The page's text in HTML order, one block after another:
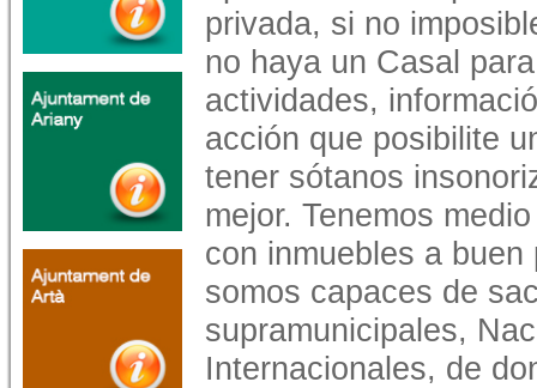
privada, si no
no haya un Casal
actividades,
acción que posibilite
tener sótanos
mejor. Tenemos
con inmuebles a
somos capaces de
supramunicipales,
Internacionales, de